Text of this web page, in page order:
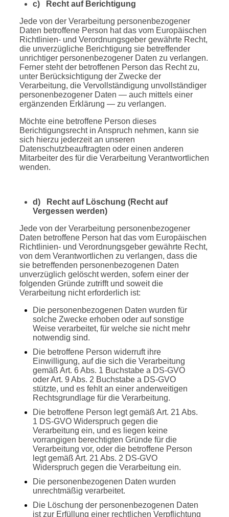
c) Recht auf Berichtigung
Jede von der Verarbeitung personenbezogener
Daten betroffene Person hat das vom Europäischen
Richtlinien- und Verordnungsgeber gewährte Recht,
die unverzügliche Berichtigung sie betreffender
unrichtiger personenbezogener Daten zu verlangen.
Ferner steht der betroffenen Person das Recht zu,
unter Berücksichtigung der Zwecke der
Verarbeitung, die Vervollständigung unvollständiger
personenbezogener Daten — auch mittels einer
ergänzenden Erklärung — zu verlangen.
Möchte eine betroffene Person dieses
Berichtigungsrecht in Anspruch nehmen, kann sie
sich hierzu jederzeit an unseren
Datenschutzbeauftragten oder einen anderen
Mitarbeiter des für die Verarbeitung Verantwortlichen
wenden.
d) Recht auf Löschung (Recht auf
Vergessen werden)
Jede von der Verarbeitung personenbezogener
Daten betroffene Person hat das vom Europäischen
Richtlinien- und Verordnungsgeber gewährte Recht,
von dem Verantwortlichen zu verlangen, dass die
sie betreffenden personenbezogenen Daten
unverzüglich gelöscht werden, sofern einer der
folgenden Gründe zutrifft und soweit die
Verarbeitung nicht erforderlich ist:
Die personenbezogenen Daten wurden für
solche Zwecke erhoben oder auf sonstige
Weise verarbeitet, für welche sie nicht mehr
notwendig sind.
Die betroffene Person widerruft ihre
Einwilligung, auf die sich die Verarbeitung
gemäß Art. 6 Abs. 1 Buchstabe a DS-GVO
oder Art. 9 Abs. 2 Buchstabe a DS-GVO
stützte, und es fehlt an einer anderweitigen
Rechtsgrundlage für die Verarbeitung.
Die betroffene Person legt gemäß Art. 21 Abs.
1 DS-GVO Widerspruch gegen die
Verarbeitung ein, und es liegen keine
vorrangigen berechtigten Gründe für die
Verarbeitung vor, oder die betroffene Person
legt gemäß Art. 21 Abs. 2 DS-GVO
Widerspruch gegen die Verarbeitung ein.
Die personenbezogenen Daten wurden
unrechtmäßig verarbeitet.
Die Löschung der personenbezogenen Daten
ist zur Erfüllung einer rechtlichen Verpflichtung